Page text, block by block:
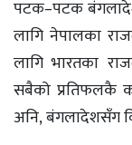
पटक–पटक
लागि नेपालका
लागि भारतका
सबैको प्रतिफलकै
अनि, बंगलादेशसँग